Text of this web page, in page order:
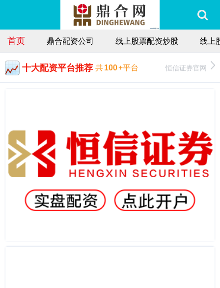
首页 鼎合配资公司 线上股票配资炒股 线上
十大配资平台推荐 共100+平台 恒信证券官网